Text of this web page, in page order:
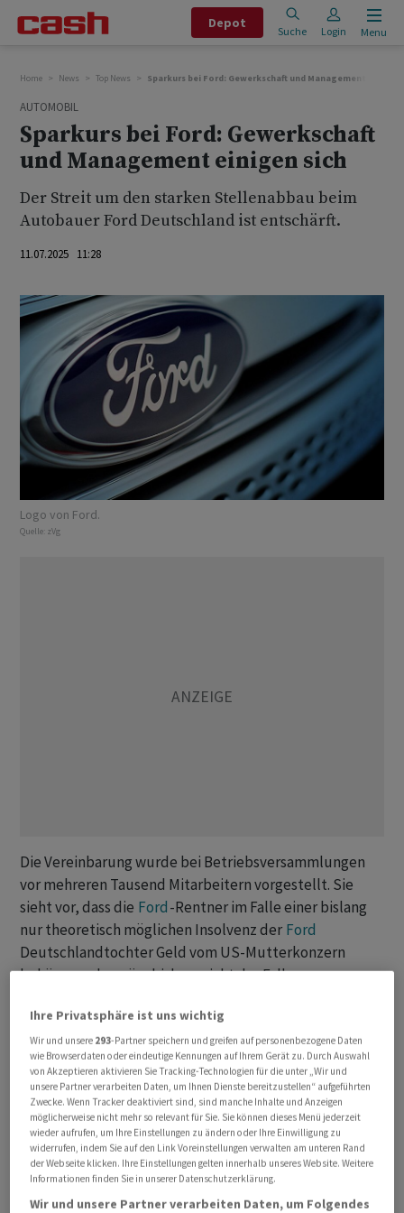
Depot
Suche Login Menu
Home News Top News Sparkurs bei Ford: Gewerkschaft und Management einigen
AUTOMOBIL
Sparkurs bei Ford: Gewerkschaft
und Management einigen sich
Der Streit um den starken Stellenabbau beim
Autobauer Ford Deutschland ist entschärft.
11.07.2025 11:28
Logo von Ford.
Quelle: zVg
Die Vereinbarung wurde bei Betriebsversammlungen
vor mehreren Tausend Mitarbeitern vorgestellt. Sie
sieht vor, dass die Ford-Rentner im Falle einer bislang
nur theoretisch möglichen Insolvenz der Ford
Deutschlandtochter Geld vom US-Mutterkonzern
bekämen - das wäre bislang nicht der Fall.
Vor so einem Negativszenario hatte die IG Metall
gewarnt, ihre Sorgenfalten dürften sich jetzt etwas
glätten. Der Streit um den Stellenabbau hatte
monatelang gebrodelt und im Mai zum ersten Streik bei
Ford Köln geführt, einen Tag lang ruhte die Arbeit in
den Werken.
Gewerkschaft gibt Faustpfand auf
Ihre Privatsphäre ist uns wichtig
Wir und unsere 293-Partner speichern und greifen auf personenbezogene Daten
wie Browserdaten oder eindeutige Kennungen auf Ihrem Gerät zu. Durch Auswahl
von Akzeptieren aktivieren Sie Tracking-Technologien für die unter „Wir und
unsere Partner verarbeiten Daten, um Ihnen Dienste bereitzustellen“ aufgeführten
Zwecke. Wenn Tracker deaktiviert sind, sind manche Inhalte und Anzeigen
möglicherweise nicht mehr so relevant für Sie. Sie können dieses Menü jederzeit
wieder aufrufen, um Ihre Einstellungen zu ändern oder Ihre Einwilligung zu
widerrufen, indem Sie auf den Link Voreinstellungen verwalten am unteren Rand
der Webseite klicken. Ihre Einstellungen gelten innerhalb unseres Website. Weitere
Informationen finden Sie in unserer Datenschutzerklärung.
Wir und unsere Partner verarbeiten Daten, um Folgendes